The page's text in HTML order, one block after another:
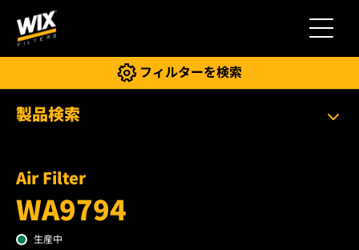
切り替え
フィルターを検索
製品検索
Air Filter
WA9794
生産中